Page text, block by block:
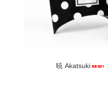
暁 Akatsuki